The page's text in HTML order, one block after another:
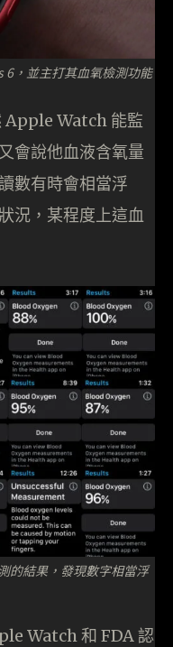
，並主打其血氧檢測功能
Apple Watch 能監
會說他血液含氧量
數有時會相當浮
況，某程度上這血
的結果，發現數字相當浮
Watch 和 FDA 認